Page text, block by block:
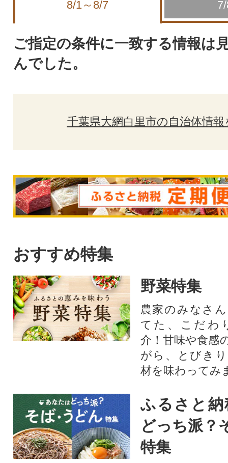
8/1～8/7
ご指定の条件に一致する情報は
んでした。
千葉県大網白里市の自治体情報
おすすめ特集
野菜特集
農家のみなさ
てた、こだわ
介！甘味や食感
がら、とびき
材を味わってみ
ふるさと
どっち派？
特集